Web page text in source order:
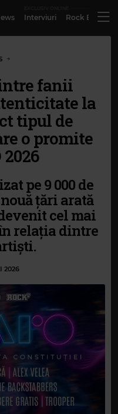
Interviuri Rock
fanii
la
tipul de
o promite
pe 9 000 de
țări arată
cel mai
relația dintre
2026